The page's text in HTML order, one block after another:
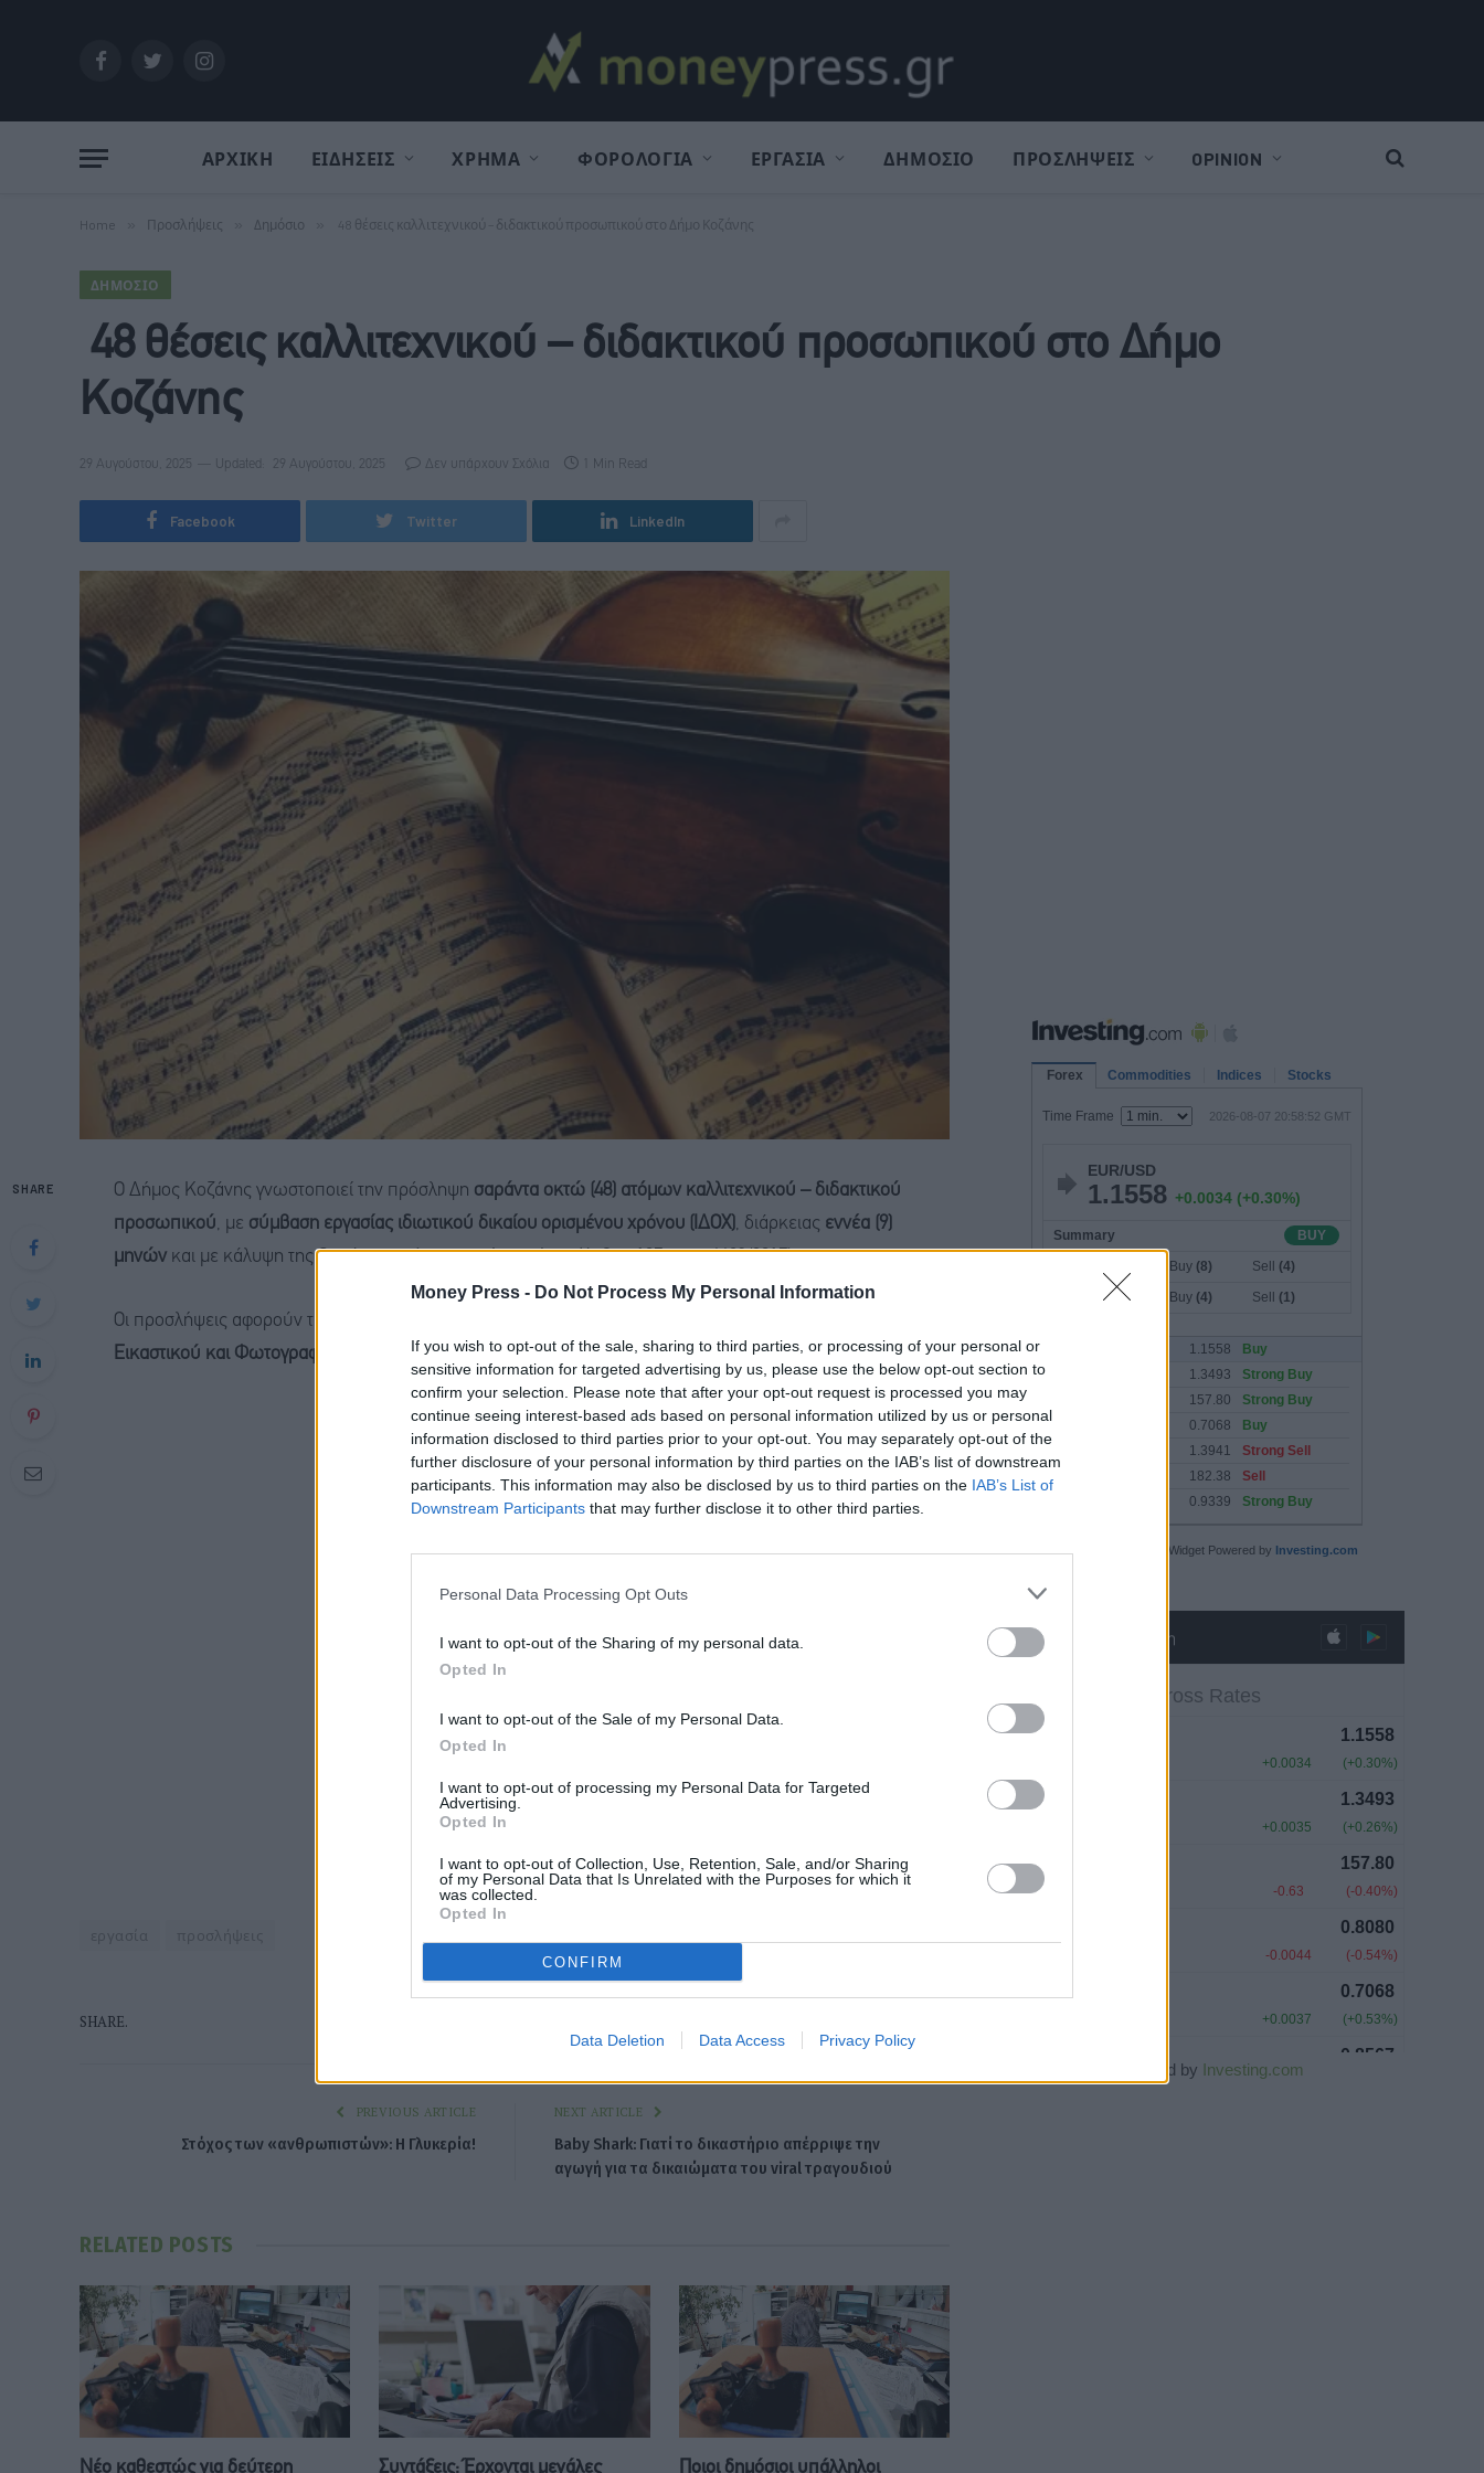
Money Press - Do Not Process My Personal Information
If you wish to opt-out of the sale, sharing to third parties, or processing of your personal or
sensitive information for targeted advertising by us, please use the below opt-out section to
confirm your selection. Please note that after your opt-out request is processed you may
continue seeing interest-based ads based on personal information utilized by us or personal
information disclosed to third parties prior to your opt-out. You may separately opt-out of the
further disclosure of your personal information by third parties on the IAB’s list of downstream
participants. This information may also be disclosed by us to third parties on the IAB’s List of
Downstream Participants that may further disclose it to other third parties.
Personal Data Processing Opt Outs
I want to opt-out of the Sharing of my personal data.
Opted In
I want to opt-out of the Sale of my Personal Data.
Opted In
I want to opt-out of processing my Personal Data for Targeted
Advertising.
Opted In
I want to opt-out of Collection, Use, Retention, Sale, and/or Sharing
of my Personal Data that Is Unrelated with the Purposes for which it
was collected.
Opted In
CONFIRM
Data Deletion Data Access Privacy Policy
FacebookTwitterInstagram
ΑΡΧΙΚΗ ΕΙΔΗΣΕΙΣ ΧΡΗΜΑ ΦΟΡΟΛΟΓΙΑ ΕΡΓΑΣΙΑ ΔΗΜΟΣΙΟ ΠΡΟΣΛΗΨΕΙΣ OPINION
Home Προσλήψεις Δημόσιο 48 θέσεις καλλιτεχνικού – διδακτικού προσωπικού στο Δήμο Κοζάνης
ΔΗΜΌΣΙΟ
48 θέσεις καλλιτεχνικού – διδακτικού προσωπικού στο Δήμο
Κοζάνης
29 Αυγούστου, 2025 Updated: 29 Αυγούστου, 2025 Δεν υπάρχουν Σχόλια 1 Min Read
Facebook Twitter LinkedIn
SHARE Ο Δήμος Κοζάνης γνωστοποιεί την πρόσληψη σαράντα οκτώ (48) ατόμων καλλιτεχνικού – διδακτικού
προσωπικού, με σύμβαση εργασίας ιδιωτικού δικαίου ορισμένου χρόνου (ΙΔΟΧ) , διάρκειας εννέα (9)
μηνών και με κάλυψη της δαπάνης υπό τη μορφή αντιτίμου (άρθρο 107 του ν.4483/2017).
Οι προσλήψεις αφορούν την κάλυψη αναγκών του
Εικαστικού και Φωτογραφικού Εργαστηρίου, για τηδιδακτική περίοδο 2025-2026.
εργασία προσλήψεις
SHARE.
PREVIOUS ARTICLE
Στόχος των «ανθρωπιστών»: Η Γλυκερία!
NEXT ARTICLE
Baby Shark: Γιατί το δικαστήριο απέρριψε την
αγωγή για τα δικαιώματα του viral τραγουδιού
RELATED POSTS
Νέο καθεστώς για δεύτερη
Συντάξεις: Έρχονται μεγάλες
Ποιοι δημόσιοι υπάλληλοι
Technical Summary Widget Powered by Investing.com
Powered by Investing.com